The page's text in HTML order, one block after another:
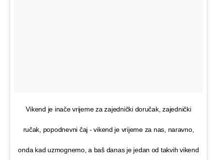
Vikend je inače vrijeme za zajednički doručak, zajednički
ručak, popodnevni čaj - vikend je vrijeme za nas, naravno,
onda kad uzmognemo, a baš danas je jedan od takvih vikend